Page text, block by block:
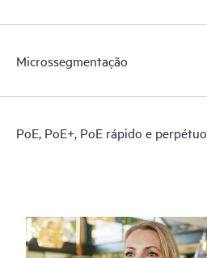
Microssegmentação
PoE, PoE+, PoE rápido e perpétuo